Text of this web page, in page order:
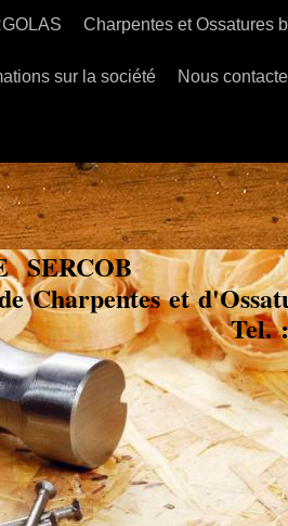
Charpentes et Ossatures
sur la société Nous
SERCOB
Charpentes et
57